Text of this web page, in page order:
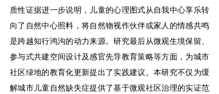
质性证据进一步说明，儿童的心理图式从自我中心享乐转
向了自然中心照料，将自然物视作伙伴或家人的情感共鸣
是跨越知行鸿沟的动力来源。研究最后从微观生境保留、
参与式共建空间设计及感官先导教育策略等方面，为城市
社区绿地的教育化更新提出了实践建议。本研究不仅为缓
解城市儿童自然缺失症提供了基于微观社区治理的实证范